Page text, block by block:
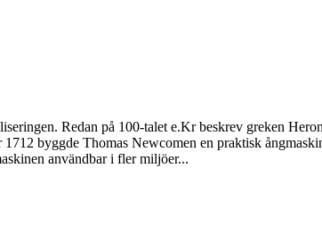
Redan på 100-talet e.Kr beskrev greken
byggde Thomas Newcomen en praktisk
användbar i fler miljöer...